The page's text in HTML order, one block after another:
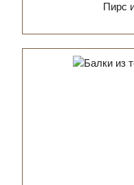
Пирс